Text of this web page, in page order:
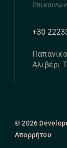
+30
Αλιβέρι
© 2026
Απορρήτου